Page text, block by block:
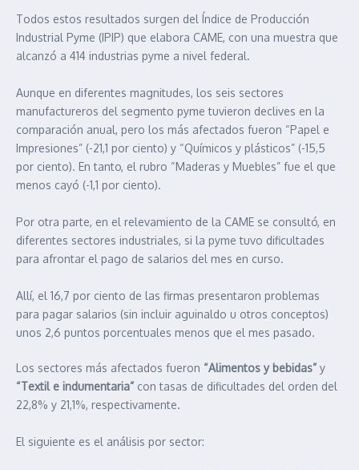
Todos estos resultados surgen del Índice de Producción
Industrial Pyme (IPIP) que elabora CAME, con una muestra que
alcanzó a 414 industrias pyme a nivel federal.
Aunque en diferentes magnitudes, los seis sectores
manufactureros del segmento pyme tuvieron declives en la
comparación anual, pero los más afectados fueron “Papel e
Impresiones” (-21,1 por ciento) y “Químicos y plásticos” (-15,5
por ciento). En tanto, el rubro “Maderas y Muebles” fue el que
menos cayó (-1,1 por ciento).
Por otra parte, en el relevamiento de la CAME se consultó, en
diferentes sectores industriales, si la pyme tuvo dificultades
para afrontar el pago de salarios del mes en curso.
Allí, el 16,7 por ciento de las firmas presentaron problemas
para pagar salarios (sin incluir aguinaldo u otros conceptos)
unos 2,6 puntos porcentuales menos que el mes pasado.
Los sectores más afectados fueron “Alimentos y bebidas” y
“Textil e indumentaria” con tasas de dificultades del orden del
22,8% y 21,1%, respectivamente.
El siguiente es el análisis por sector: